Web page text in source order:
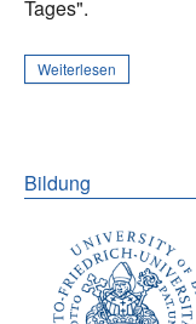
Tages".
Weiterlesen
Bildung